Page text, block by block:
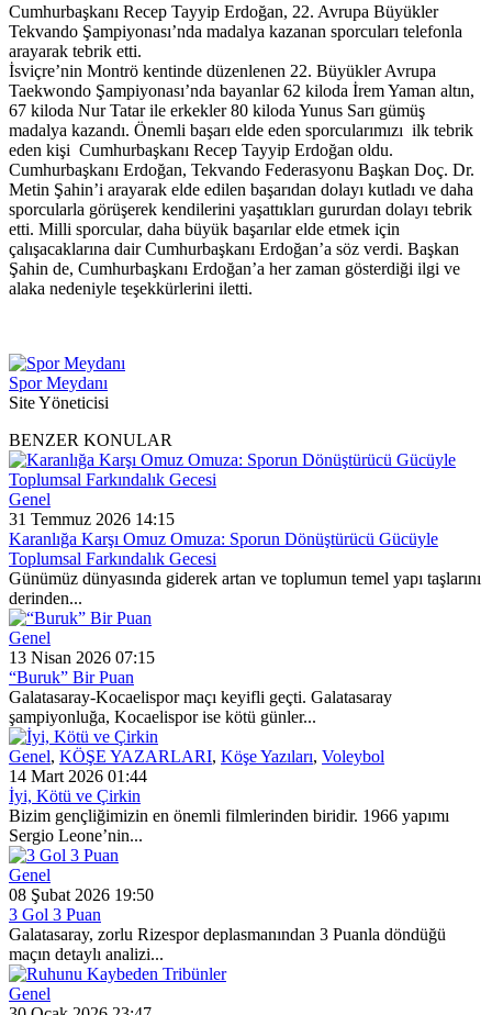
Cumhurbaşkanı Recep Tayyip Erdoğan, 22. Avrupa Büyükler
Tekvando Şampiyonası’nda madalya kazanan sporcuları telefonla
arayarak tebrik etti.
İsviçre’nin Montrö kentinde düzenlenen 22. Büyükler Avrupa
Taekwondo Şampiyonası’nda bayanlar 62 kiloda İrem Yaman altın,
67 kiloda Nur Tatar ile erkekler 80 kiloda Yunus Sarı gümüş
madalya kazandı. Önemli başarı elde eden sporcularımızı ilk tebrik
eden kişi Cumhurbaşkanı Recep Tayyip Erdoğan oldu.
Cumhurbaşkanı Erdoğan, Tekvando Federasyonu Başkan Doç. Dr.
Metin Şahin’i arayarak elde edilen başarıdan dolayı kutladı ve daha
sporcularla görüşerek kendilerini yaşattıkları gururdan dolayı tebrik
etti. Milli sporcular, daha büyük başarılar elde etmek için
çalışacaklarına dair Cumhurbaşkanı Erdoğan’a söz verdi. Başkan
Şahin de, Cumhurbaşkanı Erdoğan’a her zaman gösterdiği ilgi ve
alaka nedeniyle teşekkürlerini iletti.
Spor Meydanı
Site Yöneticisi
BENZER KONULAR
Genel
31 Temmuz 2026 14:15
Karanlığa Karşı Omuz Omuza: Sporun Dönüştürücü Gücüyle
Toplumsal Farkındalık Gecesi
Günümüz dünyasında giderek artan ve toplumun temel yapı taşlarını
derinden...
Genel
13 Nisan 2026 07:15
“Buruk” Bir Puan
Galatasaray-Kocaelispor maçı keyifli geçti. Galatasaray
şampiyonluğa, Kocaelispor ise kötü günler...
Genel, KÖŞE YAZARLARI, Köşe Yazıları, Voleybol
14 Mart 2026 01:44
İyi, Kötü ve Çirkin
Bizim gençliğimizin en önemli filmlerinden biridir. 1966 yapımı
Sergio Leone’nin...
Genel
08 Şubat 2026 19:50
3 Gol 3 Puan
Galatasaray, zorlu Rizespor deplasmanından 3 Puanla döndüğü
maçın detaylı analizi...
Genel